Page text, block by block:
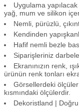
Uygulama
yağ, mum ve silikon
Nemli, pürüzlü,
Kendinden
Hafif nemli bezle
Siparişleriniz
Ekranınızın renk,
ürünün renk tonları
Görsellerdeki
kısmındaki ölçülerdir.
Dekoristland |